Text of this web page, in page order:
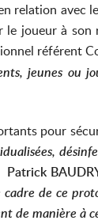
relation avec
joueur à
référent
jeunes ou
pour
Patrick
de ce
de manière à